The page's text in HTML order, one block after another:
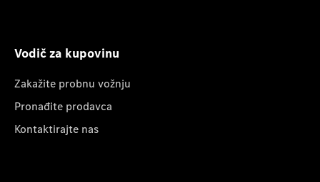
Vodič za kupovinu
Zakažite probnu vožnju
Pronađite prodavca
Kontaktirajte nas